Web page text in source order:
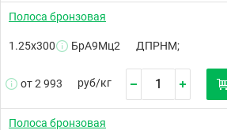
Полоса бронзовая
1.25х300 БрА9Мц2 ДПРНМ;
от 2 993 руб/кг
Полоса бронзовая